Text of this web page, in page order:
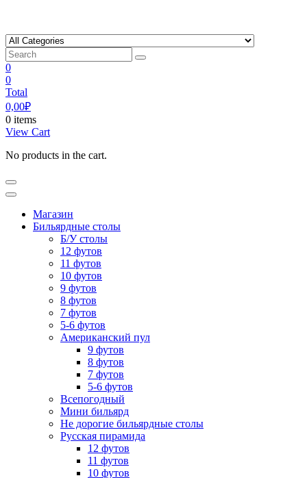
content
0
0
Total
0,00₽
0 items
View Cart
No products in the cart.
Магазин
Бильярдные столы
Б/У столы
12 футов
11 футов
10 футов
9 футов
8 футов
7 футов
5-6 футов
Американский пул
9 футов
8 футов
7 футов
5-6 футов
Всепогодный
Мини бильярд
Не дорогие бильярдные столы
Русская пирамида
12 футов
11 футов
10 футов